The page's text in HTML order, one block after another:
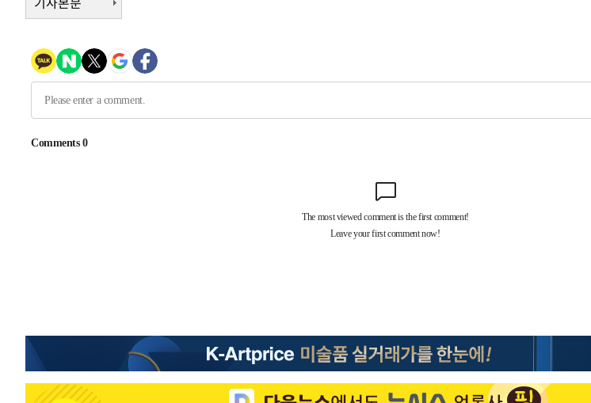
-4693초 전 >
-656초 전 >외신들도 주목한 韓축구 파문…"국민적 공분에 수사 재개"
-627초 전 >11시간 압수수색에 성접대 파문까지…'쑥대밭' 된 축구협회
5분 전 >[속보]규제합리화위원회 부위원장에 김태유 서울대 공대 교수…이병태 후
임-29721초 전 >이강인, 폭염 속 AT마드리드 첫 훈련…80명 식사 대접까지(종합)
-26860초 전 >
이란, "오만과 '중앙 단일 루트' 합의…북쪽 인바운드·남쪽 아웃바
"낮 기온 소폭 하락"…수도권 폭염중대경보, 폭염경보로 하향
응"-5884초 전 >
여자배구 이재영·이다영 자매, 아제르바이잔 투란VC 입단
-5137초 전 >외국인 심판 성 접대 7경기 들여다보니…한국 축구 '5승 2무'
-4871초 전 > [속보]코스닥, 2.86포인트(0.36%) 내린 798.81마감
2